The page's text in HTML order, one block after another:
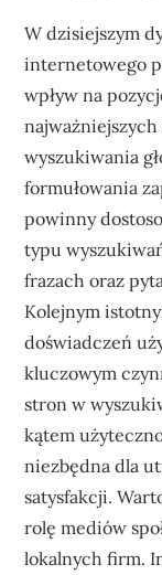
W dzisiejszym
internetowego
wpływ na
wyszukiwania
formułowania
powinny
typu
frazach oraz
Kolejnym
doświadczeń
kluczowym
stron w
kątem
niezbędna dla
satysfakcji.
rolę mediów
lokalnych firm.